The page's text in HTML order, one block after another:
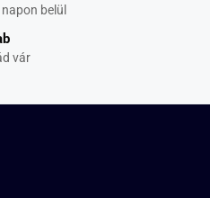
belül
vár